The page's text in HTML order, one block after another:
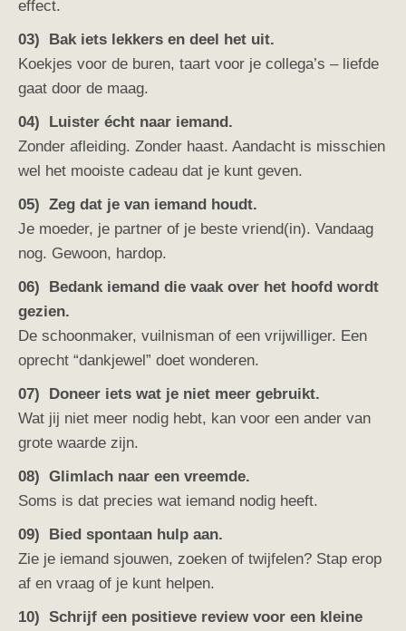
effect.
03) Bak iets lekkers en deel het uit.
Koekjes voor de buren, taart voor je collega’s – liefde
gaat door de maag.
04) Luister écht naar iemand.
Zonder afleiding. Zonder haast. Aandacht is misschien
wel het mooiste cadeau dat je kunt geven.
05) Zeg dat je van iemand houdt.
Je moeder, je partner of je beste vriend(in). Vandaag
nog. Gewoon, hardop.
06) Bedank iemand die vaak over het hoofd wordt
gezien.
De schoonmaker, vuilnisman of een vrijwilliger. Een
oprecht “dankjewel” doet wonderen.
07) Doneer iets wat je niet meer gebruikt.
Wat jij niet meer nodig hebt, kan voor een ander van
grote waarde zijn.
08) Glimlach naar een vreemde.
Soms is dat precies wat iemand nodig heeft.
09) Bied spontaan hulp aan.
Zie je iemand sjouwen, zoeken of twijfelen? Stap erop
af en vraag of je kunt helpen.
10) Schrijf een positieve review voor een kleine